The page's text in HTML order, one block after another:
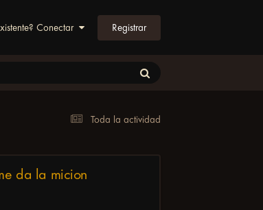
Conectar Registrar
Toda la actividad
da la micion